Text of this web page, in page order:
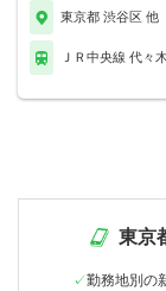
東京都 渋谷区 他
ＪＲ中央線 代々
東京
勤務地別の